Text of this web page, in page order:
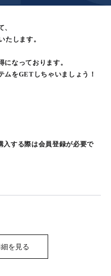
、
たします。
なっております。
ムをGETしちゃいましょう！
する際は会員登録が必要で
を見る